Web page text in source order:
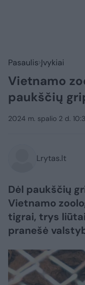
Pasaulis Įvykiai
Vietnamo
paukščių
2024 m. spalio 2 d.
Lrytas.lt
Dėl paukščių
Vietnamo
tigrai, trys
pranešė